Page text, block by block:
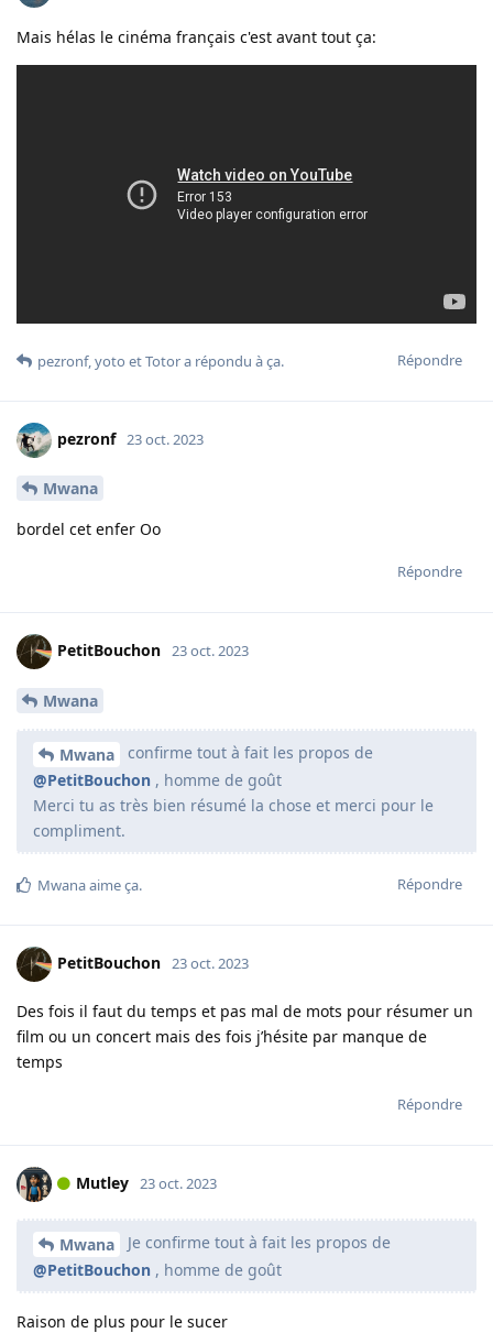
Mais hélas le cinéma français c'est avant tout ça:
Répondre
pezronf,yoto etTotora répondu à ça.
pezronf 23 oct. 2023
Mwana
bordel cet enfer Oo
Répondre
PetitBouchon 23 oct. 2023
Mwana
Mwana
confirme tout à fait les propos de
@PetitBouchon , homme de goût
Merci tu as très bien résumé la chose et merci pour le
compliment.
Répondre
Mwanaaime ça.
PetitBouchon 23 oct. 2023
Des fois il faut du temps et pas mal de mots pour résumer un
film ou un concert mais des fois j’hésite par manque de
temps
Répondre
Mutley 23 oct. 2023
Mwana
Je confirme tout à fait les propos de
@PetitBouchon , homme de goût
Raison de plus pour le sucer